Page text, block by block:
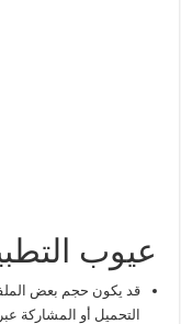
عيوب
قد يكون حجم بعض
التحميل أو المشاركة